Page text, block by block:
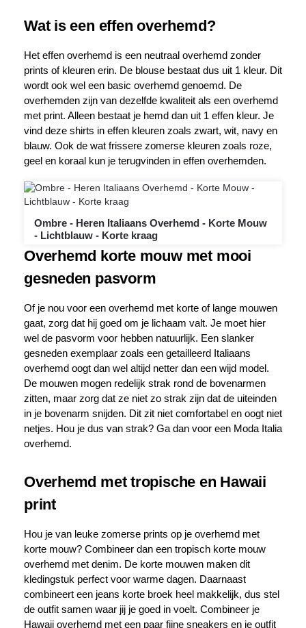
Wat is een effen overhemd?
Het effen overhemd is een neutraal overhemd zonder
prints of kleuren erin. De blouse bestaat dus uit 1 kleur. Dit
wordt ook wel een basic overhemd genoemd. De
overhemden zijn van dezelfde kwaliteit als een overhemd
met print. Alleen bestaat je hemd dan uit 1 effen kleur. Je
vind deze shirts in effen kleuren zoals zwart, wit, navy en
blauw. Ook de wat frissere zomerse kleuren zoals roze,
geel en koraal kun je terugvinden in effen overhemden.
Ombre - Heren Italiaans Overhemd - Korte Mouw
- Lichtblauw - Korte kraag
Overhemd korte mouw met mooi
gesneden pasvorm
Of je nou voor een overhemd met korte of lange mouwen
gaat, zorg dat hij goed om je lichaam valt. Je moet hier
wel de pasvorm voor hebben natuurlijk. Een slanker
gesneden exemplaar zoals een getailleerd Italiaans
overhemd oogt dan wel altijd netter dan een wijd model.
De mouwen mogen redelijk strak rond de bovenarmen
zitten, maar zorg dat ze niet zo strak zijn dat de uiteinden
in je bovenarm snijden. Dit zit niet comfortabel en oogt niet
netjes. Hou je dus van strak? Ga dan voor een Moda Italia
overhemd.
Overhemd met tropische en Hawaii
print
Hou je van leuke zomerse prints op je overhemd met
korte mouw? Combineer dan een tropisch korte mouw
overhemd met denim. De korte mouwen maken dit
kledingstuk perfect voor warme dagen. Daarnaast
combineert een jeans korte broek heel makkelijk, dus stel
de outfit samen waar jij je goed in voelt. Combineer je
Hawaii overhemd met een paar fijne sneakers en je outfit